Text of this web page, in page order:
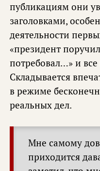
публикациям они
заголовками,
деятельности
«президент
потребовал…» и все
Складывается
в режиме
реальных дел.
Мне самому
приходится